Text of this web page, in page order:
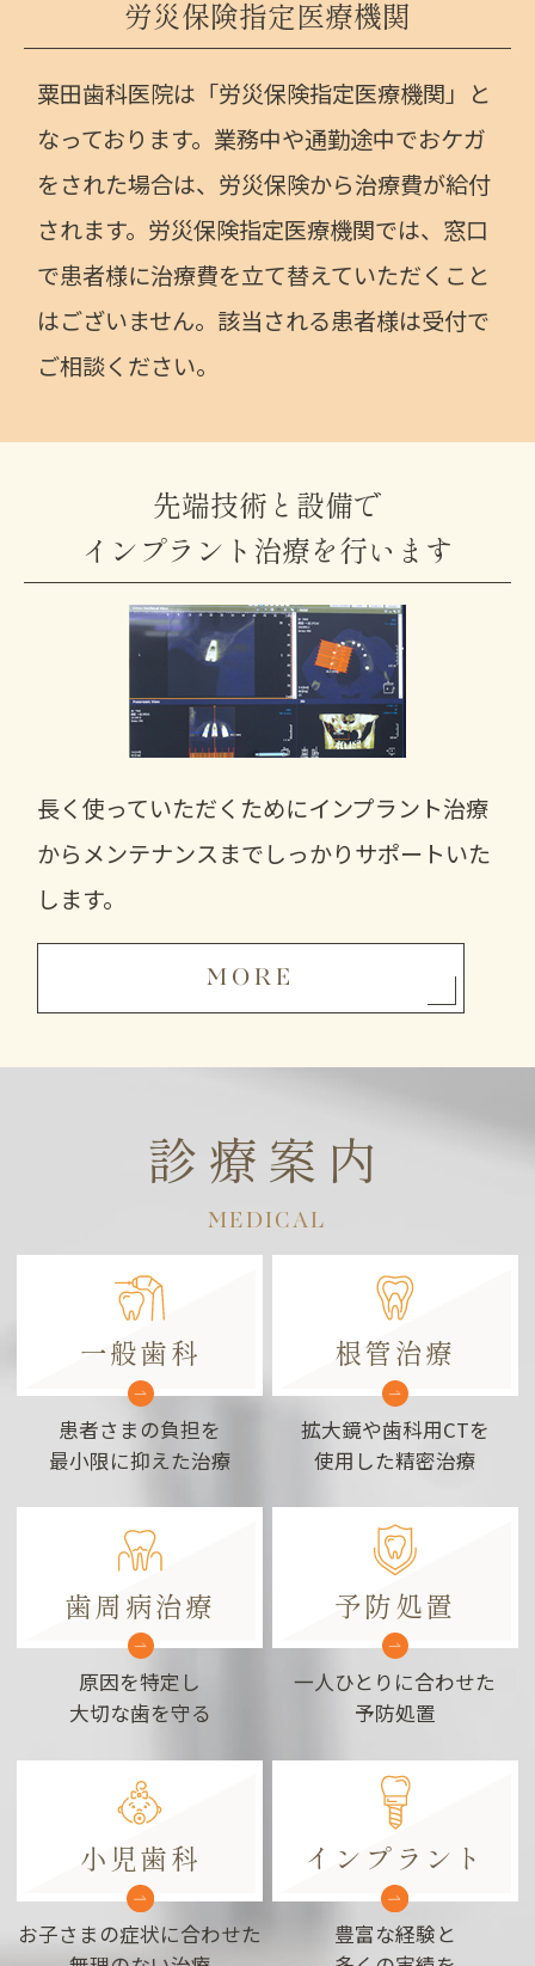
今後ともよろしくお願いいたします。
労災保険指定医療機関
粟田歯科医院は「労災保険指定医療機関」と
なっております。業務中や通勤途中でおケガ
をされた場合は、労災保険から治療費が給付
されます。労災保険指定医療機関では、窓口
で患者様に治療費を立て替えていただくこと
はございません。該当される患者様は受付で
ご相談ください。
先端技術と設備で
インプラント治療を行います
長く使っていただくためにインプラント治療
からメンテナンスまでしっかりサポートいた
します。
MORE
診療案内
MEDICAL
一般歯科
患者さまの負担を
最小限に抑えた治療
根管治療
拡大鏡や歯科用CTを
使用した精密治療
歯周病治療
原因を特定し
大切な歯を守る
予防処置
一人ひとりに合わせた
予防処置
小児歯科
お子さまの症状に合わせた
インプラント
豊富な経験と